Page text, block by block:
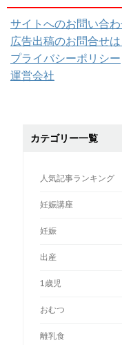
サイトへのお問い合
広告出稿のお問合せは
プライバシーポリシー
運営会社
カテゴリー一覧
人気記事ランキング
妊娠講座
妊娠
出産
1歳児
おむつ
離乳食